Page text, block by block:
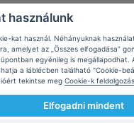
Kiemelkedő
minőség
a minőség megegyezik az
eredetivel
használunk
kat használ. Néhányuknak
amelyet az „Összes elfogadása”
egyénileg is megállapodhat.
a láblécben található "Cookie-
tekintse meg Cookie-k
Elfogadni mindent